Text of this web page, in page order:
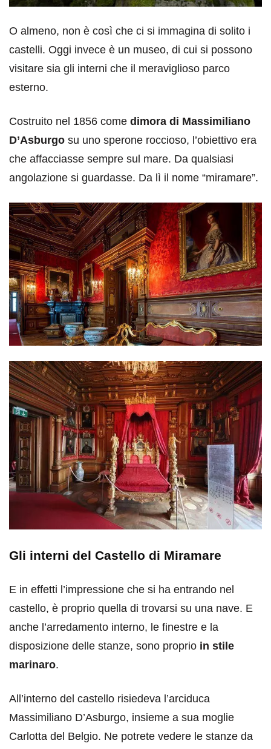
O almeno, non è così che ci si immagina di solito i
castelli. Oggi invece è un museo, di cui si possono
visitare sia gli interni che il meraviglioso parco
esterno.
Costruito nel 1856 come dimora di Massimiliano
D’Asburgo su uno sperone roccioso, l’obiettivo era
che affacciasse sempre sul mare. Da qualsiasi
angolazione si guardasse. Da lì il nome “miramare”.
Gli interni del Castello di Miramare
E in effetti l’impressione che si ha entrando nel
castello, è proprio quella di trovarsi su una nave. E
anche l’arredamento interno, le finestre e la
disposizione delle stanze, sono proprio in stile
marinaro.
All’interno del castello risiedeva l’arciduca
Massimiliano D’Asburgo, insieme a sua moglie
Carlotta del Belgio. Ne potrete vedere le stanze da